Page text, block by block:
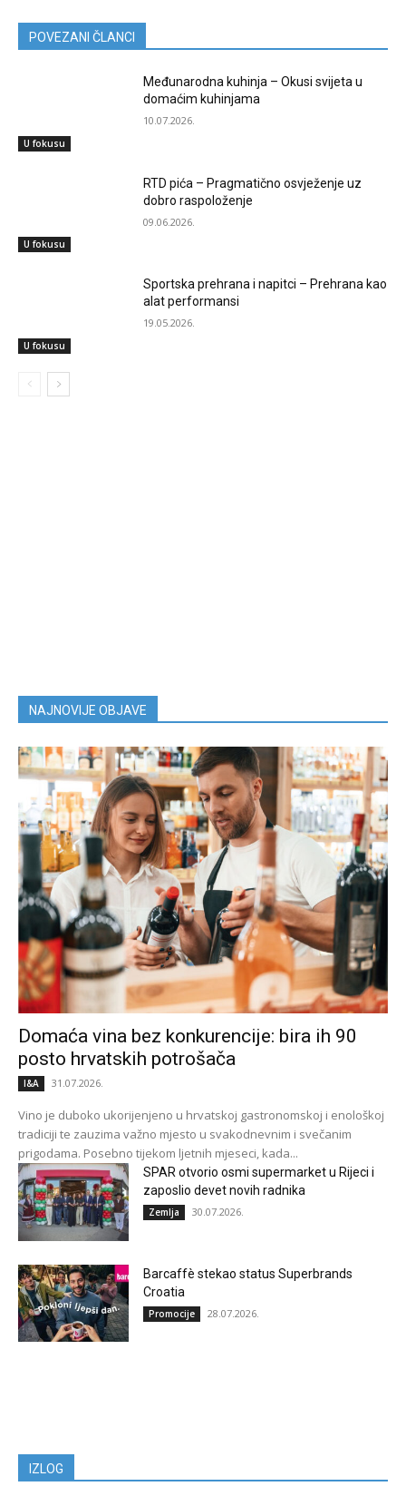
POVEZANI ČLANCI
U fokusu
Međunarodna kuhinja – Okusi svijeta u
domaćim kuhinjama
10.07.2026.
U fokusu
RTD pića – Pragmatično osvježenje uz
dobro raspoloženje
09.06.2026.
U fokusu
Sportska prehrana i napitci – Prehrana kao
alat performansi
19.05.2026.
NAJNOVIJE OBJAVE
Domaća vina bez konkurencije: bira ih 90
posto hrvatskih potrošača
I&A 31.07.2026.
Vino je duboko ukorijenjeno u hrvatskoj gastronomskoj i enološkoj
tradiciji te zauzima važno mjesto u svakodnevnim i svečanim
prigodama. Posebno tijekom ljetnih mjeseci, kada...
SPAR otvorio osmi supermarket u Rijeci i
zaposlio devet novih radnika
Zemlja 30.07.2026.
Barcaffè stekao status Superbrands
Croatia
Promocije 28.07.2026.
IZLOG